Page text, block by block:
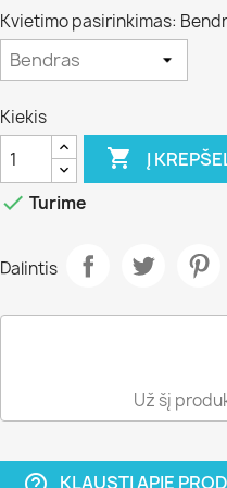
Kvietimo pasirinkimas:
Kiekis
 Į
 Turime
Dalintis
Už šį
KLAUSTI APIE